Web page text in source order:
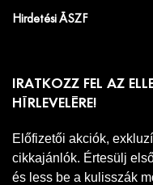
Hirdetési ÁSZF
IRATKOZZ FEL AZ
HÍRLEVELÉRE!
Előfizetői akciók,
cikkajánlók. Értesülj
és less be a kulisszák